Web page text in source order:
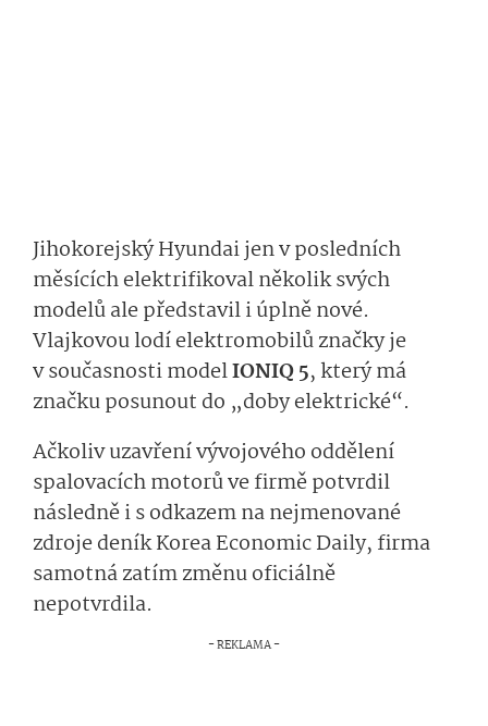
Jihokorejský Hyundai jen v posledních
měsících elektrifikoval několik svých
modelů ale představil i úplně nové.
Vlajkovou lodí elektromobilů značky je
v současnosti modelIONIQ 5, který má
značku posunout do „doby elektrické“.
Ačkoliv uzavření vývojového oddělení
spalovacích motorů ve firmě potvrdil
následně i s odkazem na nejmenované
zdroje deník Korea Economic Daily, firma
samotná zatím změnu oficiálně
nepotvrdila.